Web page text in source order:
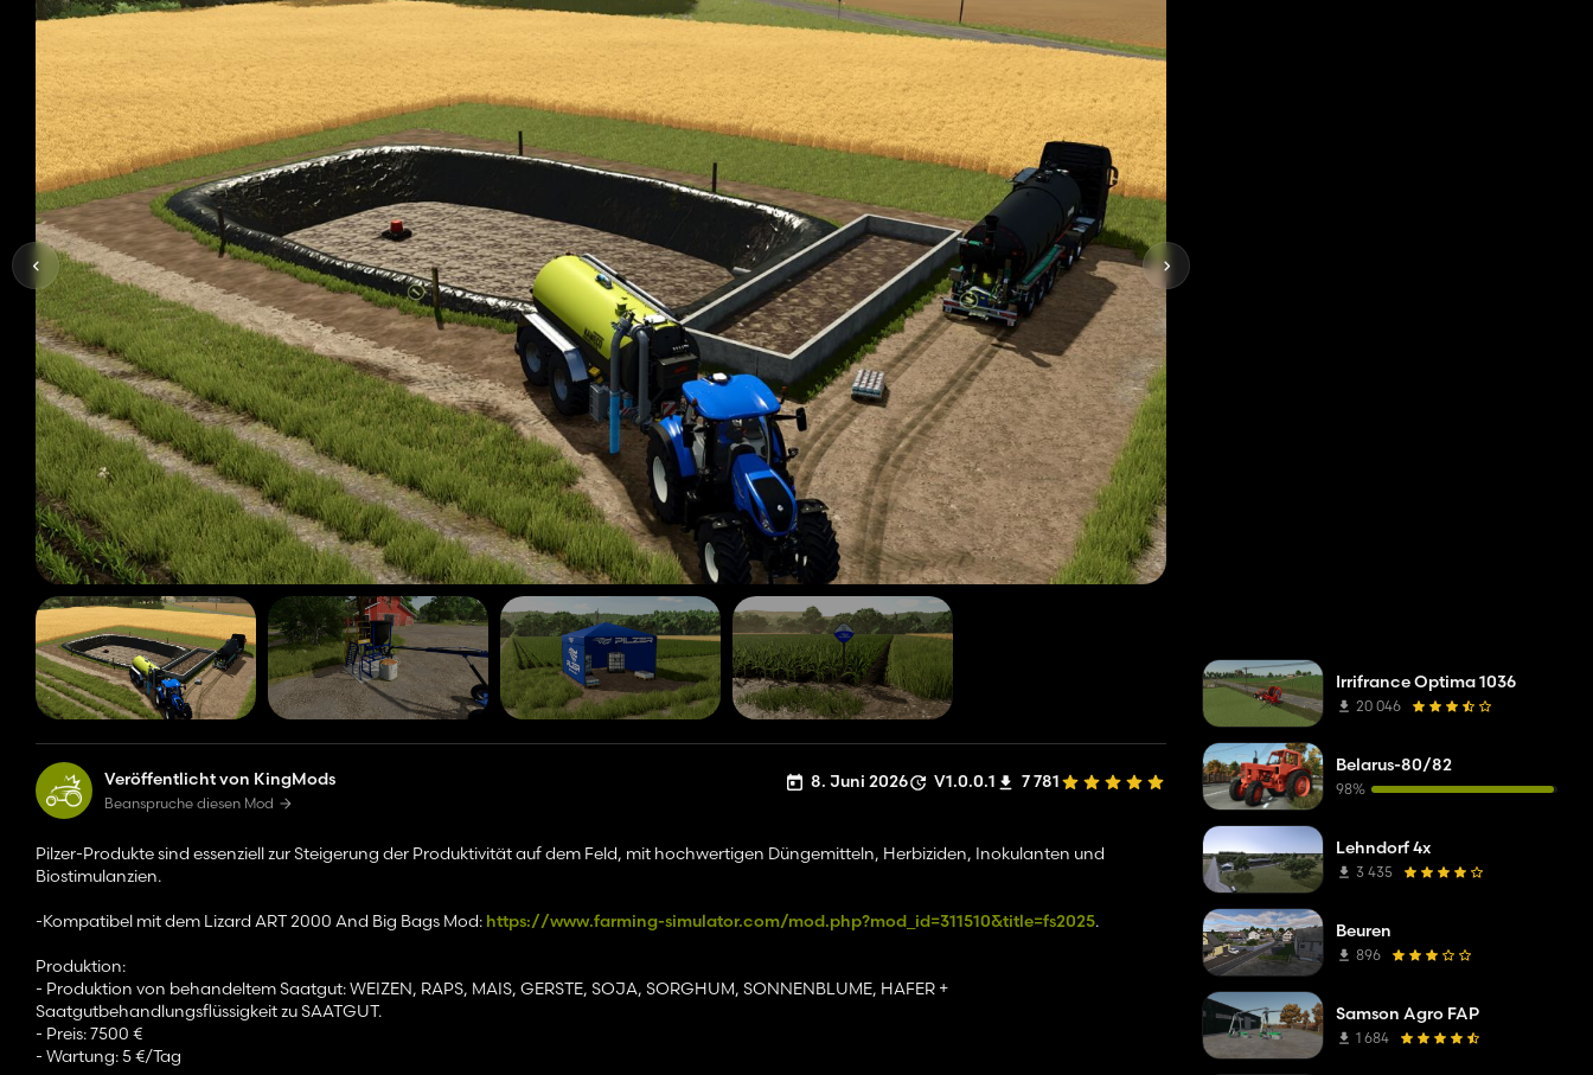
Veröffentlicht von KingMods
Beanspruche diesen Mod
8. Juni 2026 V1.0.0.1 7 781
Pilzer-Produkte sind essenziell zur Steigerung der Produktivität auf dem Feld, mit hochwertigen Düngemitteln, Herbiziden, Inokulanten und
Biostimulanzien.
-Kompatibel mit dem Lizard ART 2000 And Big Bags Mod: https://www.farming-simulator.com/mod.php?mod_id=311510&title=fs2025.
Produktion:
- Produktion von behandeltem Saatgut: WEIZEN, RAPS, MAIS, GERSTE, SOJA, SORGHUM, SONNENBLUME, HAFER +
Saatgutbehandlungsflüssigkeit zu SAATGUT.
- Preis: 7500 €
- Wartung: 5 €/Tag
Irrifrance Optima 1036
20 046
Belarus-80/82
98%
Lehndorf 4x
3 435
Beuren
896
Samson Agro FAP
1 684